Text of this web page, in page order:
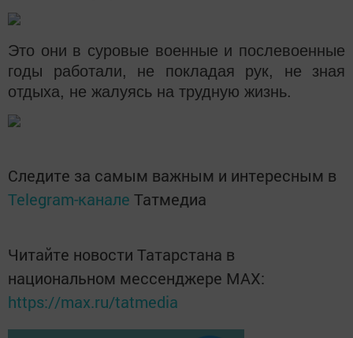
Это они в суровые военные и послевоенные
годы работали, не покладая рук, не зная
отдыха, не жалуясь на трудную жизнь.
Следите за самым важным и интересным в
Telegram-канале Татмедиа
Читайте новости Татарстана в
национальном мессенджере MАХ:
https://max.ru/tatmedia